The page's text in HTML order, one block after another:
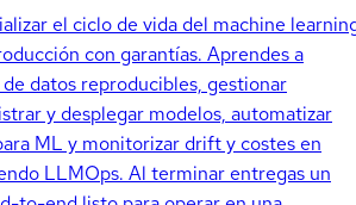
el ciclo de vida del machine
con garantías. Aprendes a
datos reproducibles, gestionar
y desplegar modelos, automatizar
ML y monitorizar drift y costes en
LLMOps. Al terminar entregas un